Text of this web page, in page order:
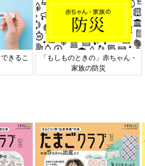
「もしものときの」赤ちゃん・
家族の防災
日本外